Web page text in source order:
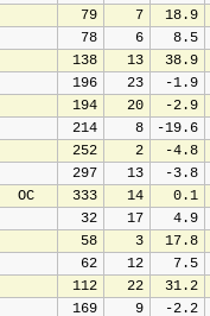
  79
   7
18.9
  78
   6
  8.5
138
  13
38.9
196
  23
-1.9
194
  20
-2.9
214
   8
-19.6
252
   2
-4.8
297
  13
-3.8
  OC
333
  14
  0.1
  32
  17
  4.9
  58
   3
17.8
  62
  12
  7.5
112
  22
31.2
169
   9
-2.2